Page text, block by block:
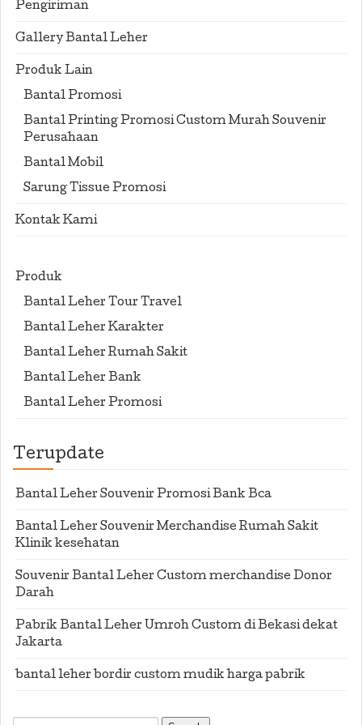
Pengiriman
Gallery Bantal Leher
Produk Lain
Bantal Promosi
Bantal Printing Promosi Custom Murah Souvenir
Perusahaan
Bantal Mobil
Sarung Tissue Promosi
Kontak Kami
Produk
Bantal Leher Tour Travel
Bantal Leher Karakter
Bantal Leher Rumah Sakit
Bantal Leher Bank
Bantal Leher Promosi
Terupdate
Bantal Leher Souvenir Promosi Bank Bca
Bantal Leher Souvenir Merchandise Rumah Sakit
Klinik kesehatan
Souvenir Bantal Leher Custom merchandise Donor
Darah
Pabrik Bantal Leher Umroh Custom di Bekasi dekat
Jakarta
bantal leher bordir custom mudik harga pabrik